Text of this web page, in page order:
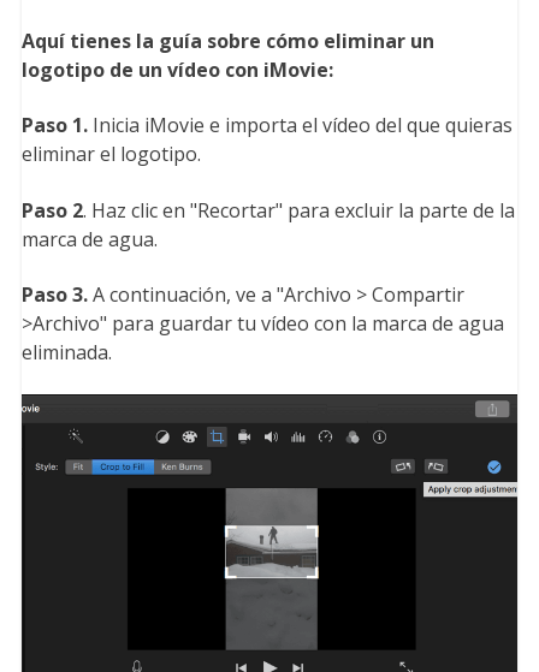
Aquí tienes la guía sobre cómo eliminar un
logotipo de un vídeo con iMovie:
Paso 1.Inicia iMovie e importa el vídeo del que quieras
eliminar el logotipo.
Paso 2. Haz clic en "Recortar" para excluir la parte de la
marca de agua.
Paso 3.A continuación, ve a "Archivo > Compartir
>Archivo" para guardar tu vídeo con la marca de agua
eliminada.